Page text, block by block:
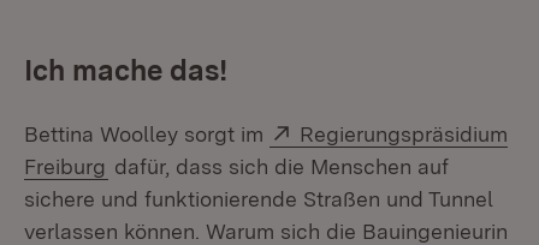
Ich mache das!
Bettina Woolley sorgt im Extern:
Regierungspräsidium
Freiburg (Öffnet in neuem Fenster)
dafür, dass sich die Menschen auf
sichere und funktionierende Straßen und Tunnel
verlassen können. Warum sich die Bauingenieurin